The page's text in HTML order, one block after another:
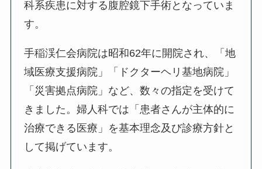
科系疾患に対する腹腔鏡下手術となっていま
す。
手稲渓仁会病院は昭和62年に開院され、「地
域医療支援病院」「ドクターヘリ基地病院」
「災害拠点病院」など、数々の指定を受けて
きました。婦人科では「患者さんが主体的に
治療できる医療」を基本理念及び診療方針と
して掲げています。